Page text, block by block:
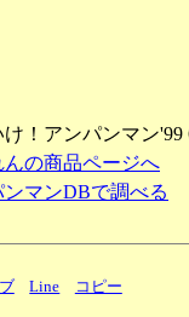
け！アンパンマン'99
んの商品ページへ
ンマンDBで調べる
Line コピー